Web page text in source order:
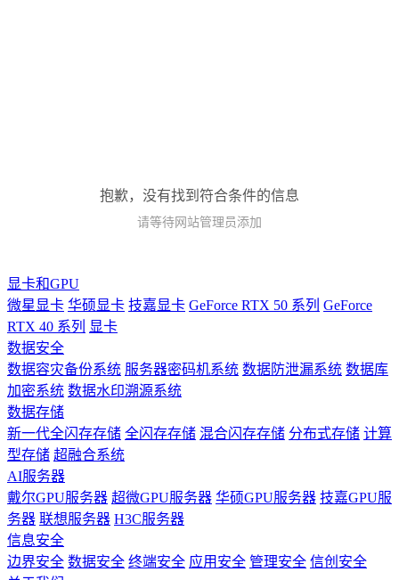
抱歉，没有找到符合条件的信息
请等待网站管理员添加
显卡和GPU
微星显卡 华硕显卡 技嘉显卡 GeForce RTX 50 系列 GeForce
RTX 40 系列 显卡
数据安全
数据容灾备份系统 服务器密码机系统 数据防泄漏系统 数据库
加密系统 数据水印溯源系统
数据存储
新一代全闪存存储 全闪存存储 混合闪存存储 分布式存储 计算
型存储 超融合系统
AI服务器
戴尔GPU服务器 超微GPU服务器 华硕GPU服务器 技嘉GPU服
务器 联想服务器 H3C服务器
信息安全
边界安全 数据安全 终端安全 应用安全 管理安全 信创安全